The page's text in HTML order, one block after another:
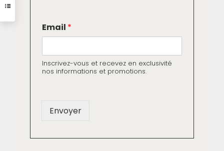
250€ d'achat
Paiement sécurisé (CB ou
E
m
i
l
Email *
Inscrivez-vous et recevez en exclusivité
nos informations et promotions.
Envoyer